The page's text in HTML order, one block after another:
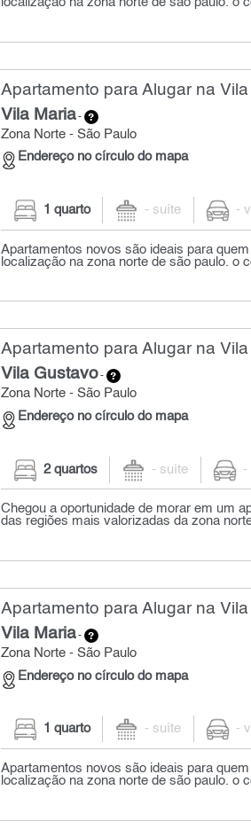
Apartamento para Alugar na
Vila Maria-
Zona Norte - São Paulo
Endereço no círculo do mapa
1 quarto - suíte -
Apartamentos novos são ideais para
localização na zona norte de são paulo. o
Apartamento para Alugar na
Vila Gustavo-
Zona Norte - São Paulo
Endereço no círculo do mapa
2 quartos - suíte -
Chegou a oportunidade de morar em um
das regiões mais valorizadas da zona
Apartamento para Alugar na
Vila Maria-
Zona Norte - São Paulo
Endereço no círculo do mapa
1 quarto - suíte -
Apartamentos novos são ideais para
localização na zona norte de são paulo. o